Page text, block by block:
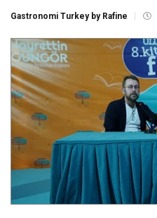
Gastronomi Turkey by Rafine